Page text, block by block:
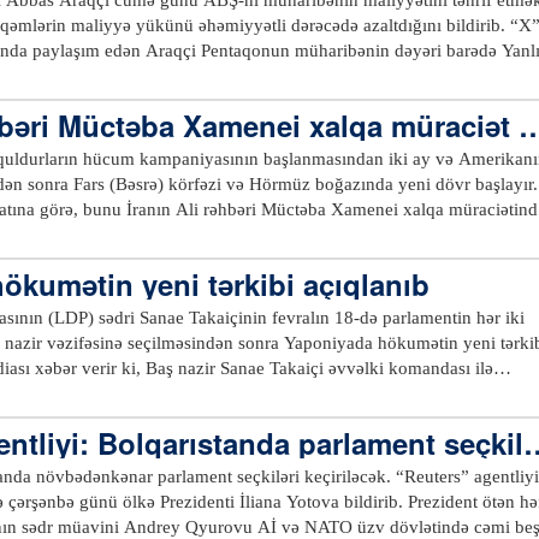
və minatəmizləmə əməliyyatları vasitəsilə dəniz nəqliyyatının
qədər tez bərpa olunmasına şərait yaratmaqdır. xeber100.com
tanınma sazişi olmayan dövlətlərin test və sertifikatlaşdırma
fəaliyyətinə icazə verilmədiyi barədə yeni qaydaları açıqlayıb.
maliyyə yükünü əhəmiyyətli dərəcədə azaltdığını bildirib. “X”
paylaşım edən Araqçi Pentaqonun müharibənin dəyəri barədə
dəfə baha başa gəlib. Araqçi ABŞ vergi ödəyiciləri üçün
olduğunu iddia edib. O bildirib: “Amerikada hər bir ailə üçün aylıq
artır”. Bundan əvvəl Pentaqon rəsmisi Kuls Hörst
İrana qarşı hərbi əməliyyatları indiyə qədər təxminən 25 milyard
Müctəba Xamenei xalqa müraciət
hücum kampaniyasının başlanmasından iki ay və
sonra Fars (Bəsrə) körfəzi və Hörmüz boğazında yeni dövr başlayır.
görə, bunu İranın Ali rəhbəri Müctəba Xamenei xalqa
saxlamaqla körfəz regionunun təhlükəsizliyini təmin edəcək və
aradan qaldıracaq. Boğazda yeni qaydaları və idarəetmə
və rifah gətirəcək”, – Xamenei bildirib. İranın Ali Rəhbəri əlavə
“güclü İran” strategiyaları sayəsində əldə olunmuş “bu qələbələr
yeni tərkibi açıqlanıb
(LDP) sədri Sanae Takaiçinin fevralın 18-də parlamentin hər iki
nazir vəzifəsinə seçilməsindən sonra Yaponiyada hökumətin yeni
rəhbərlik etdiyi LDP-nin koalisiya bloku Nümayəndələr
tarixi rekord nəticə göstərərək palatadakı 465 yerdən 316-nı
olan İnnovasiya Partiyası isə 36 mandat əldə edib. Qələbə Baş
dəyişiklikləri də daxil olmaqla, siyasi təşəbbüslərini irəli
bağlı sərt fikirləri ilə tanınan
Bolqarıstanda parlament
növbədənkənar parlament seçkiləri keçiriləcək. “Reuters” agentliyi
günü ölkə Prezidenti İliana Yotova bildirib. Prezident ötən həftə
sədr müavini Andrey Qyurovu Aİ və NATO üzv dövlətində cəmi